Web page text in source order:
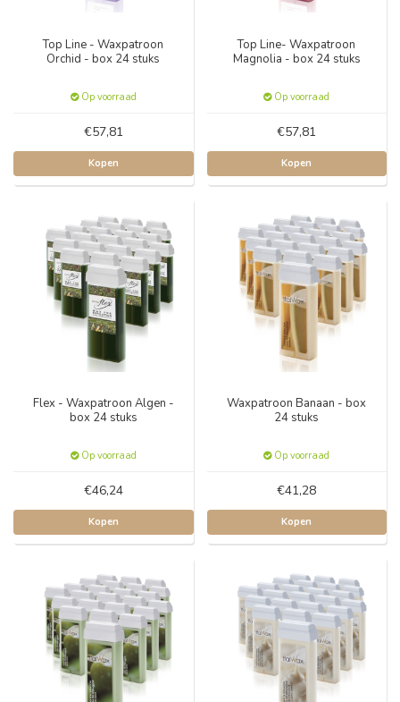
Top Line - Waxpatroon
Orchid - box 24 stuks
Op voorraad
€57,81
Kopen
Top Line- Waxpatroon
Magnolia - box 24 stuks
Op voorraad
€57,81
Kopen
Flex - Waxpatroon Algen -
box 24 stuks
Op voorraad
€46,24
Kopen
Waxpatroon Banaan - box
24 stuks
Op voorraad
€41,28
Kopen